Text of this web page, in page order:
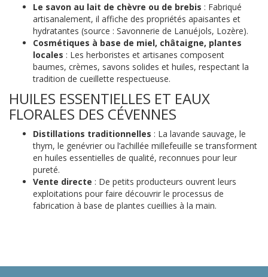
Le savon au lait de chèvre ou de brebis : Fabriqué
artisanalement, il affiche des propriétés apaisantes et
hydratantes (source : Savonnerie de Lanuéjols, Lozère).
Cosmétiques à base de miel, châtaigne, plantes
locales : Les herboristes et artisanes composent
baumes, crèmes, savons solides et huiles, respectant la
tradition de cueillette respectueuse.
HUILES ESSENTIELLES ET EAUX
FLORALES DES CÉVENNES
Distillations traditionnelles : La lavande sauvage, le
thym, le genévrier ou l’achillée millefeuille se transforment
en huiles essentielles de qualité, reconnues pour leur
pureté.
Vente directe : De petits producteurs ouvrent leurs
exploitations pour faire découvrir le processus de
fabrication à base de plantes cueillies à la main.